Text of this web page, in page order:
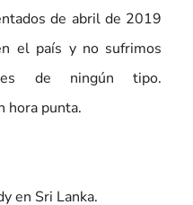
de abril de 2019
el país y no sufrimos
de ningún tipo.
hora punta.
en Sri Lanka.